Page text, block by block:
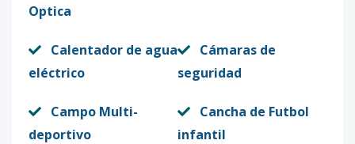
Optica
Calentador de agua
eléctrico
Cámaras de
seguridad
Campo Multi-
deportivo
Cancha de Futbol
infantil